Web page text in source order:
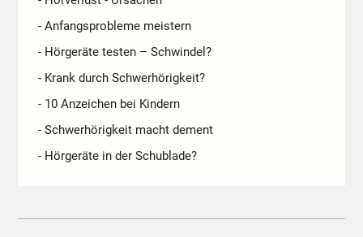
- Anfangsprobleme meistern
- Hörgeräte testen – Schwindel?
- Krank durch Schwerhörigkeit?
- 10 Anzeichen bei Kindern
- Schwerhörigkeit macht dement
- Hörgeräte in der Schublade?